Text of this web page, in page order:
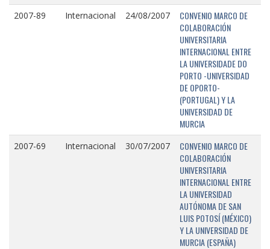
2007-89 Internacional 24/08/2007
CONVENIO MARCO DE
COLABORACIÓN
UNIVERSITARIA
INTERNACIONAL ENTRE
LA UNIVERSIDADE DO
PORTO -UNIVERSIDAD
DE OPORTO-
(PORTUGAL) Y LA
UNIVERSIDAD DE
MURCIA
2007-69 Internacional 30/07/2007
CONVENIO MARCO DE
COLABORACIÓN
UNIVERSITARIA
INTERNACIONAL ENTRE
LA UNIVERSIDAD
AUTÓNOMA DE SAN
LUIS POTOSÍ (MÉXICO)
Y LA UNIVERSIDAD DE
MURCIA (ESPAÑA)